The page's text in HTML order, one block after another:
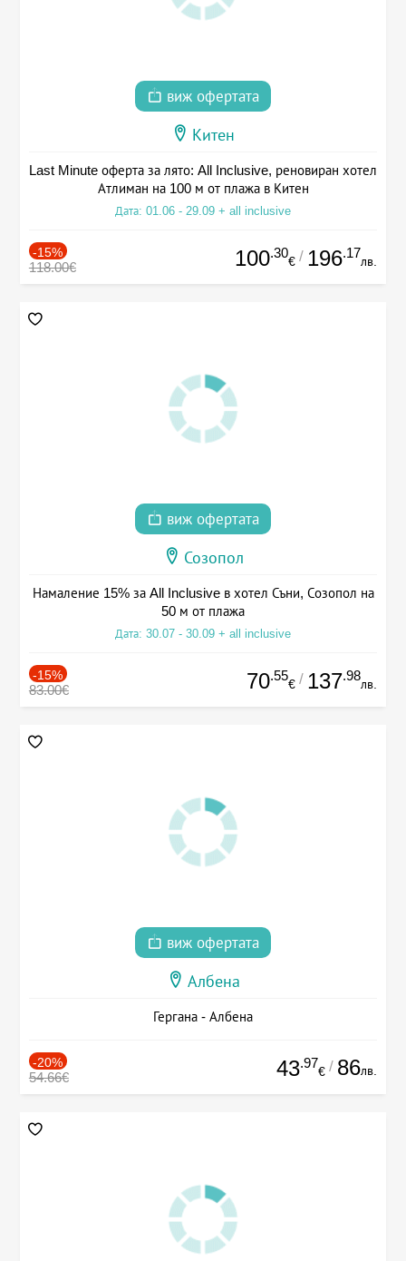
виж офертата
Китен
Last Minute оферта за лято: All Inclusive, реновиран хотел
Атлиман на 100 м от плажа в Китен
Дата: 01.06 - 29.09 + all inclusive
-15%
118.00€ 100.30
€ / 196.17
лв.
виж офертата
Созопол
Намаление 15% за All Inclusive в хотел Съни, Созопол на
50 м от плажа
Дата: 30.07 - 30.09 + all inclusive
-15%
83.00€ 70.55
€ / 137.98
лв.
виж офертата
Албена
Гергана - Албена
-20%
54.66€ 43.97
€ / 86лв.